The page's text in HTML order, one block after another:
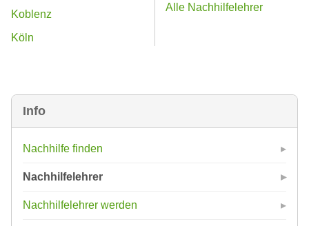
Info
Nachhilfe finden
Nachhilfelehrer
Nachhilfelehrer werden
Koblenz
Köln
Alle Nachhilfelehrer